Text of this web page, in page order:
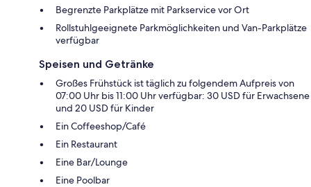
Begrenzte Parkplätze mit Parkservice vor Ort
Rollstuhlgeeignete Parkmöglichkeiten und Van-Parkplätze
verfügbar
Speisen und Getränke
Großes Frühstück ist täglich zu folgendem Aufpreis von
07:00 Uhr bis 11:00 Uhr verfügbar: 30 USD für Erwachsene
und 20 USD für Kinder
Ein Coffeeshop/Café
Ein Restaurant
Eine Bar/Lounge
Eine Poolbar